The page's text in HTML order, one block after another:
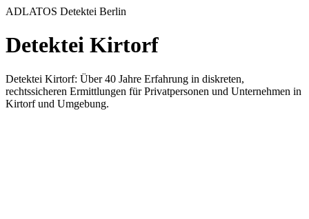
ADLATOS Detektei Berlin
Detektei Kirtorf
Detektei Kirtorf: Über 40 Jahre Erfahrung in diskreten,
rechtssicheren Ermittlungen für Privatpersonen und Unternehmen in
Kirtorf und Umgebung.